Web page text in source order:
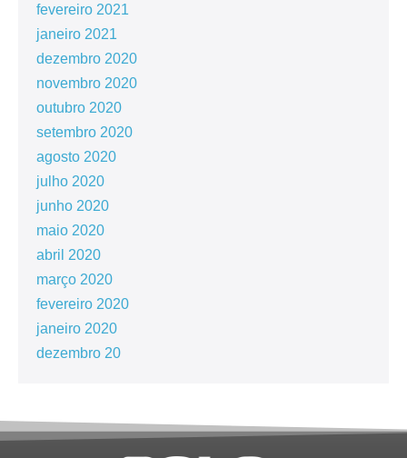
fevereiro 2021
janeiro 2021
dezembro 2020
novembro 2020
outubro 2020
setembro 2020
agosto 2020
julho 2020
junho 2020
maio 2020
abril 2020
março 2020
fevereiro 2020
janeiro 2020
dezembro 20